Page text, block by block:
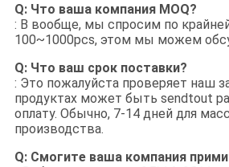
Q: Что ваша компания MOQ?
: В вообще, мы спросим по
100~1000pcs, этом мы можем
Q: Что ваш срок поставки?
: Это пожалуйста проверяет наш
продуктах может быть sendtout
оплату. Обычно, 7-14 дней для
производства.
Q: Смогите ваша компания